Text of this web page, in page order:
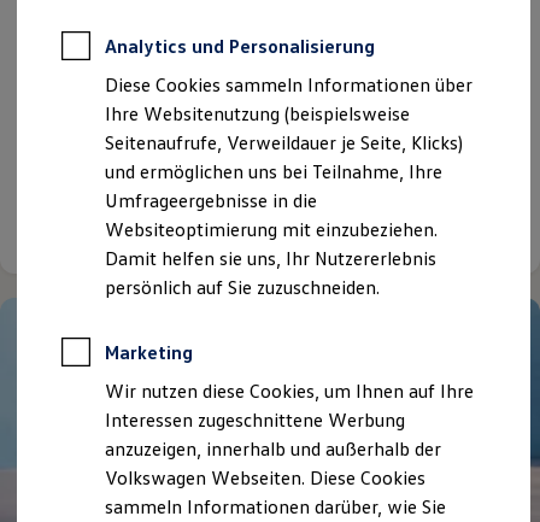
Professional Class bei Volkswagen
Behörden
Direktkunden
Sonderfahrzeuge
Anpfiff zum Gewinn
Elektromobilität
Elektroautos
ID. Tutorials
Elektrofahrzeugkonzepte
ID. EVERY1
Reichweite
Rekuperation
Laden unterwegs
Laden Zuhause
Ladestationen finden
Ladezeitensimulator
Batterie
Sicherheit
Heiß begehrt. Kühl kalkuliert.
Taigo Life ab 155,00 €mtl. leasen | Sonderzahlung:
2.835,00 € | 48 Monate Laufzeit | Jährliche Fahrleistung:
10.000 km
Details ansehen
Analytics und Personalisierung
Diese Cookies sammeln Informationen über
Ihre Websitenutzung (beispielsweise
Seitenaufrufe, Verweildauer je Seite, Klicks)
und ermöglichen uns bei Teilnahme, Ihre
Umfrageergebnisse in die
Websiteoptimierung mit einzubeziehen.
Damit helfen sie uns, Ihr Nutzererlebnis
persönlich auf Sie zuzuschneiden.
Marketing
Wir nutzen diese Cookies, um Ihnen auf Ihre
Interessen zugeschnittene Werbung
anzuzeigen, innerhalb und außerhalb der
Volkswagen Webseiten. Diese Cookies
sammeln Informationen darüber, wie Sie